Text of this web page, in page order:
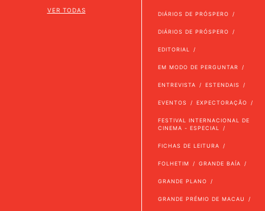
VER TODAS
DIÁRIOS DE PRÓSPERO
DIÁRIOS DE PRÓSPERO
EDITORIAL
EM MODO DE PERGUNTAR
ENTREVISTA ESTENDAIS
EVENTOS EXPECTORAÇÃO
FESTIVAL INTERNACIONAL DE
CINEMA - ESPECIAL
FICHAS DE LEITURA
FOLHETIM GRANDE BAÍA
GRANDE PLANO
GRANDE PRÉMIO DE MACAU